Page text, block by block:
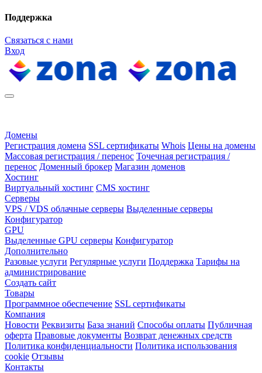
Поддержка
Связаться с нами
Вход
Домены
Регистрация домена SSL сертификаты Whois Цены на домены
Массовая регистрация / перенос Точечная регистрация /
перенос Доменный брокер Магазин доменов
Хостинг
Виртуальный хостинг CMS хостинг
Серверы
VPS / VDS облачные серверы Выделенные серверы
Конфигуратор
GPU
Выделенные GPU серверы Конфигуратор
Дополнительно
Разовые услуги Регулярные услуги Поддержка Тарифы на
администрирование
Создать сайт
Товары
Программное обеспечение SSL сертификаты
Компания
Новости Реквизиты База знаний Способы оплаты Публичная
оферта Правовые документы Возврат денежных средств
Политика конфиденциальности Политика использования
cookie Отзывы
Контакты